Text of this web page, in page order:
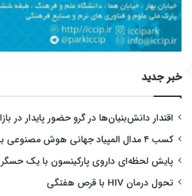
خبر جدید
اقتدار دانش‌بنیان‌ها در گرو حضور پایدار در
کسب ۴ مدال المپیاد جهانی هوش مصنوعی برای ایران
پایش لحظه‌ای داروی پارکینسون با یک حسگر
تحول درمان HIV با قرص هفتگی